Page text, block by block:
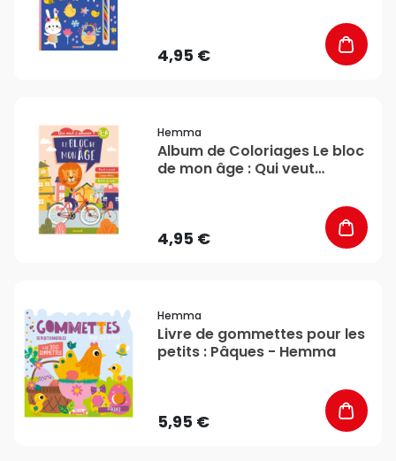
4,95 €
Hemma
Album de Coloriages Le bloc
de mon âge : Qui veut
4,95 €
Hemma
Livre de gommettes pour les
petits : Pâques - Hemma
5,95 €